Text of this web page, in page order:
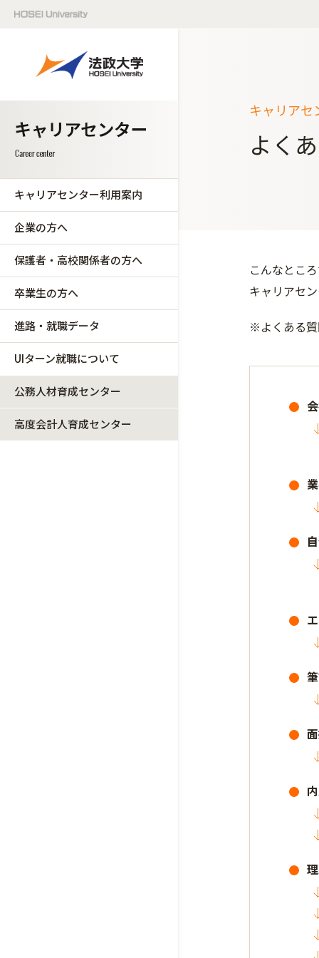
キャリアセンター利用案内
企業の方へ
保護者・高校関係者の方へ
卒業生の方へ
進路・就職データ
UIターン就職について
公務人材育成センター
高度会計人育成センター
キャリアセ
よく
こんなとこ
キャリアセ
※よくある